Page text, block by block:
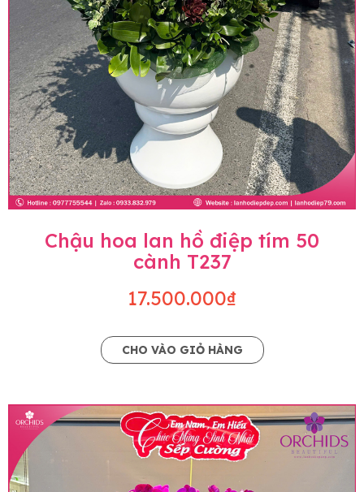
Chậu hoa lan hồ điệp tím 50
cành T237
17.500.000₫
CHO VÀO GIỎ HÀNG